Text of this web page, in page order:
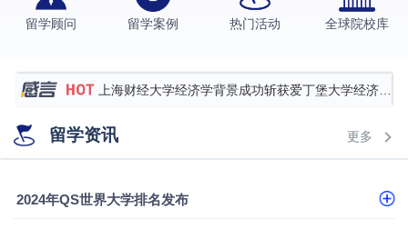
留学顾问 留学案例 热门活动 全球院校库
伯明翰大学数字媒体与创意产业硕士录取案例
Offer
上海财经大学经济学背景成功斩获爱丁堡大学经济学
硕士录取
数学背景的他，靠“供应链”故事敲开哥大、宾大之门
专科逆袭伦敦大学学院UCL录取案例解析
留学资讯 更多
2024年QS世界大学排名发布